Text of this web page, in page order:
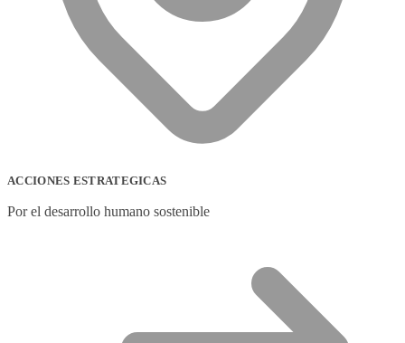
ACCIONES ESTRATEGICAS
Por el desarrollo humano sostenible